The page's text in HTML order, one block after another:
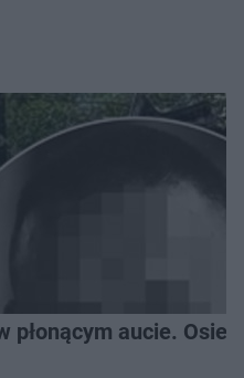
płonącym aucie.